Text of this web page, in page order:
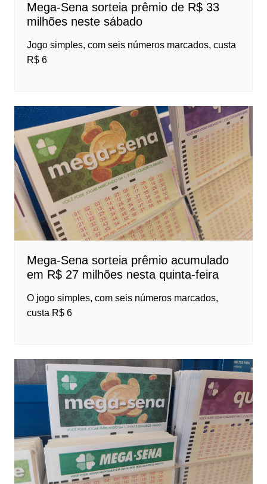
Mega-Sena sorteia prêmio de R$ 33
milhões neste sábado
Jogo simples, com seis números marcados, custa
R$ 6
Mega-Sena sorteia prêmio acumulado
em R$ 27 milhões nesta quinta-feira
O jogo simples, com seis números marcados,
custa R$ 6